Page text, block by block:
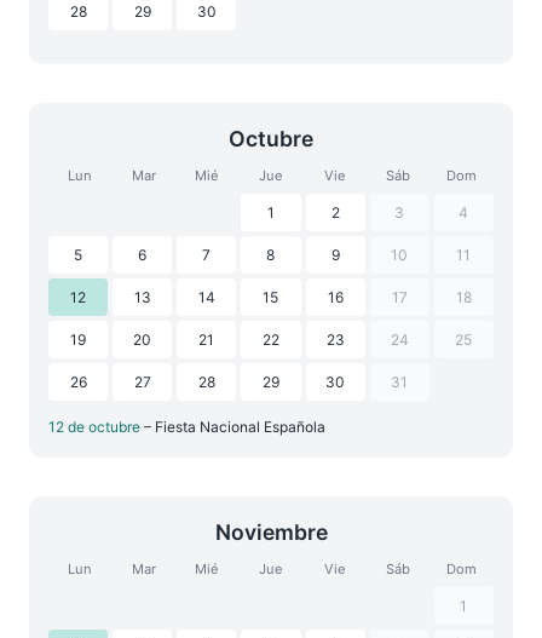
28 29 30
Octubre
Lun Mar Mié Jue Vie Sáb Dom
1 2 3 4
5 6 7 8 9 10 11
12 13 14 15 16 17 18
19 20 21 22 23 24 25
26 27 28 29 30 31
12 de octubre – Fiesta Nacional Española
Noviembre
Lun Mar Mié Jue Vie Sáb Dom
1